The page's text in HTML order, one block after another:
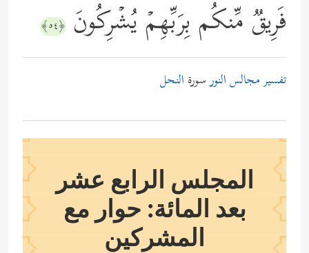
فَرِیقࣱ مِّنكُم بِرَبِّهِمۡ یُشۡرِكُونَ ﴿٥٤﴾
تفسير مجالس النورسورة النحل
المجلس الرابع عشر
بعد المائة: حوار مع
المشركين